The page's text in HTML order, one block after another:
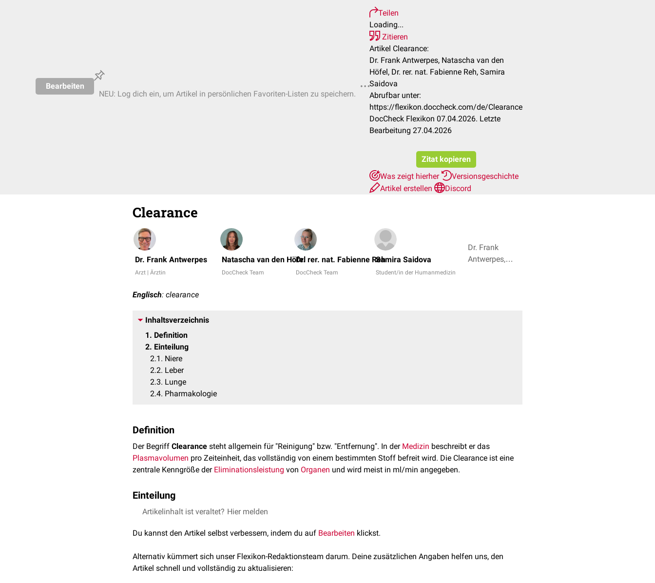
Bearbeiten
NEU: Log dich ein, um Artikel in persönlichen Favoriten-Listen zu speichern.
Teilen
Loading...
Zitieren
Artikel Clearance:
Dr. Frank Antwerpes, Natascha van den
Höfel, Dr. rer. nat. Fabienne Reh, Samira
Saidova
Abrufbar unter:
https://flexikon.doccheck.com/de/Clearance
DocCheck Flexikon 07.04.2026. Letzte
Bearbeitung 27.04.2026
Zitat kopieren
Was zeigt hierher
Versionsgeschichte
Artikel erstellen
Discord
Clearance
Dr. Frank Antwerpes
Arzt | Ärztin
Natascha van den Höfel
DocCheck Team
Dr. rer. nat. Fabienne Reh
DocCheck Team
Samira Saidova
Student/in der Humanmedizin
Dr. Frank
Antwerpes,
Englisch: clearance
Inhaltsverzeichnis
1
Definition
2 Einteilung
2.1
Niere
2.2 Leber
2.3 Lunge
2.4 Pharmakologie
Definition
Der Begriff Clearance steht allgemein für "Reinigung" bzw. "Entfernung". In der Medizin beschreibt er das
Plasmavolumen pro Zeiteinheit, das vollständig von einem bestimmten Stoff befreit wird. Die Clearance ist eine
zentrale Kenngröße der Eliminationsleistung von Organen und wird meist in ml/min angegeben.
Einteilung
Je nach beteiligtem Eliminationsorgan oder -mechanismus werden verschiedene Formen der Clearance
Dierenale Clearancebeschreibt die Elimination eines Stoffes über die Nieren. Sie setzt sich aus drei Prozessen
zusammen: derglomerulären Filtration, dertubulären Sekretion
Artikelinhalt ist veraltet? Hier melden
Du kannst den Artikel selbst verbessern, indem du auf Bearbeiten klickst.
Alternativ kümmert sich unser Flexikon-Redaktionsteam darum. Deine zusätzlichen Angaben helfen uns, den
Artikel schnell und vollständig zu aktualisieren: